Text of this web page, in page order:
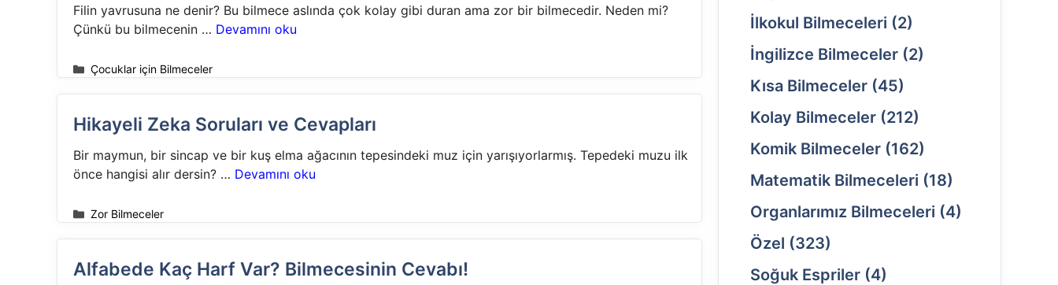
Filin yavrusuna ne denir? Bu bilmece aslında çok kolay gibi duran ama zor bir bilmecedir. Neden mi?
Çünkü bu bilmecenin … Devamını oku
Kategoriler
Çocuklar için Bilmeceler
Hikayeli Zeka Soruları ve Cevapları
Bir maymun, bir sincap ve bir kuş elma ağacının tepesindeki muz için yarışıyorlarmış. Tepedeki muzu ilk
önce hangisi alır dersin? … Devamını oku
Kategoriler
Zor Bilmeceler
Alfabede Kaç Harf Var? Bilmecesinin Cevabı!
İlkokul Bilmeceleri (2)
İngilizce Bilmeceler (2)
Kısa Bilmeceler (45)
Kolay Bilmeceler (212)
Komik Bilmeceler (162)
Matematik Bilmeceleri (18)
Organlarımız Bilmeceleri (4)
Özel (323)
Soğuk Espriler (4)